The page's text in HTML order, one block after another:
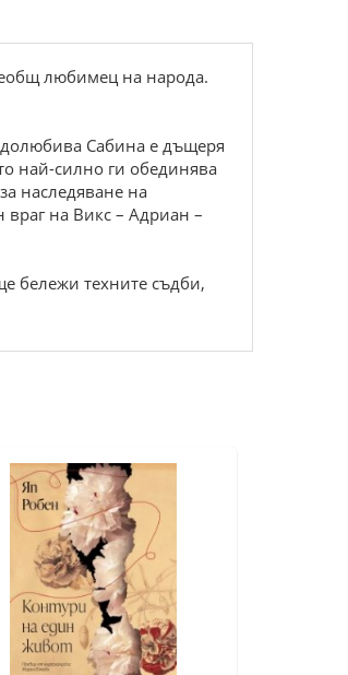
любимец на народа.
Сабина е дъщеря
най-силно ги обединява
наследяване на
на Викс – Адриан –
бележи техните съдби,